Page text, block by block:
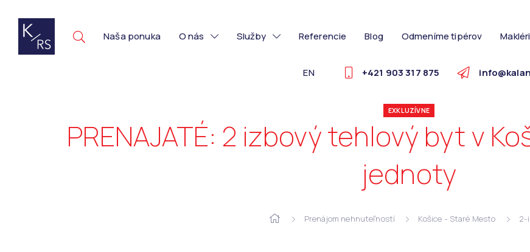
Naša ponuka O nás Služby Referencie Blog Odmeníme tipérov Makléri
EN +421 903 317 875
EXKLUZÍVNE
PRENAJATÉ: 2 izbový tehlový byt v
jednoty
Prenájom nehnuteľností Košice - Staré Mesto 2-